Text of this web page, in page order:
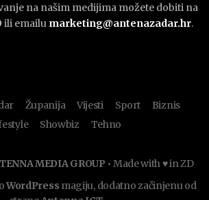
na našim medijima možete dobiti na
ili emailu marketing@antenazadar.hr.
Županija Vijesti Sport
Biznis
Showbiz Tehno
MEDIA GROUP • Made with ♥ in ZD
WordPress magiju, dodatno začinjenu od